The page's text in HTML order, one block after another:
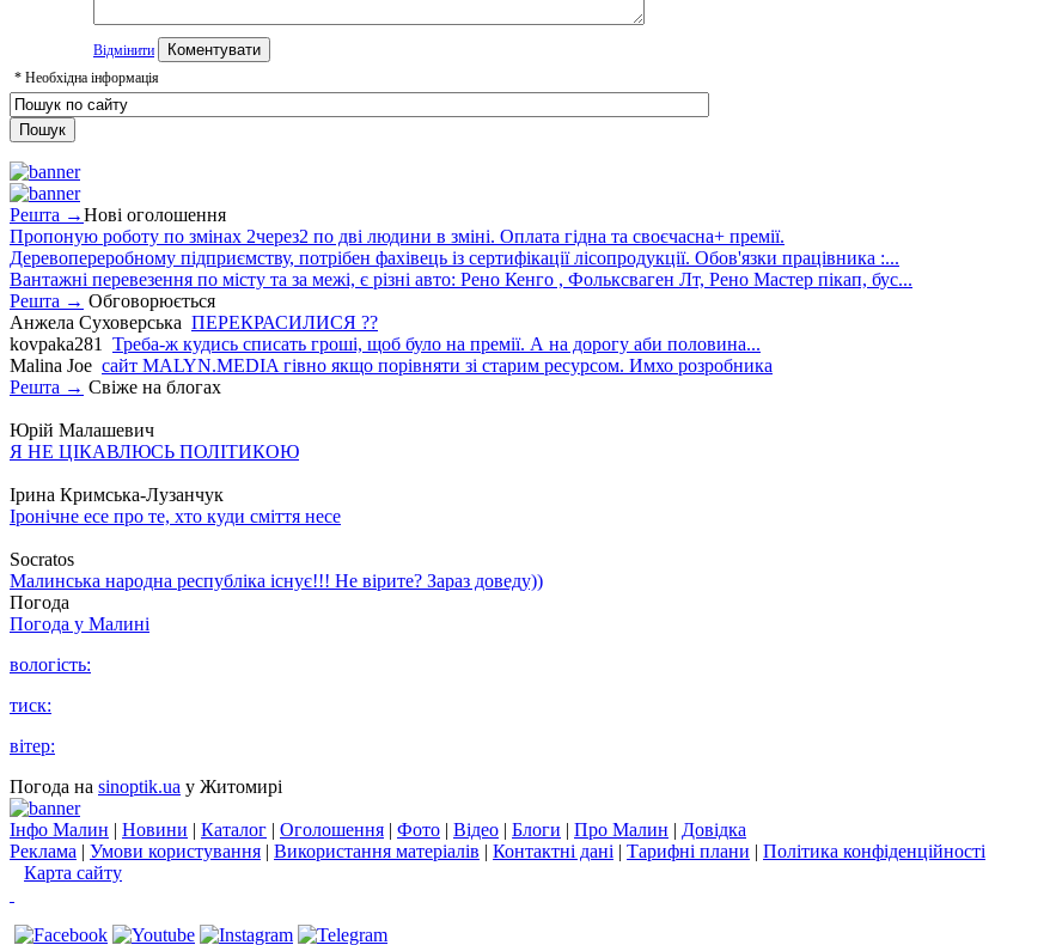
Відмінити
* Необхідна інформація
Решта →Нові оголошення
Пропоную роботу по змінах 2через2 по дві людини в зміні. Оплата гідна та своєчасна+ премії.
Деревопереробному підприємству, потрібен фахівець із сертифікації лісопродукції. Обов'язки працівника :...
Вантажні перевезення по місту та за межі, є різні авто: Рено Кенго , Фольксваген Лт, Рено Мастер пікап, бус...
Решта → Обговорюється
Анжела Суховерська ПЕРЕКРАСИЛИСЯ ??
kovpaka281
Треба-ж кудись списать гроші, щоб було на премії. А на дорогу аби половина...
Malina Joe сайт MALYN.MEDIA гiвно якщо порiвняти зi старим ресурсом. Имхо розробника
Решта → Свіже на блогах
Юрій Малашевич
Я НЕ ЦІКАВЛЮСЬ ПОЛІТИКОЮ
Ірина Кримська-Лузанчук
Іронічне есе про те, хто куди сміття несе
Socratos
Малинська народна республіка існує!!! Не вірите? Зараз доведу))
Погода
Погода у Малині
вологість:
тиск:
вітер:
Погода на sinoptik.ua у Житомирі
Інфо Малин | Новини | Каталог | Оголошення | Фото | Відео | Блоги | Про Малин | Довідка
Реклама | Умови користування | Використання матеріалів | Контактні дані | Тарифні плани | Політика конфіденційності
Карта сайту